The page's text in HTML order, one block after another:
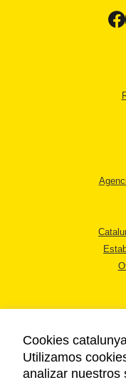
Cookies
Utilizamos
analizar nuestros